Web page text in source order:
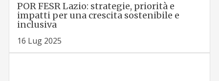
POR FESR Lazio: strategie, priorità e
impatti per una crescita sostenibile e
inclusiva
16 Lug 2025